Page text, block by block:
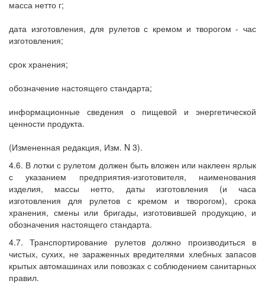
масса нетто г;
дата изготовления, для рулетов с кремом и творогом - час
изготовления;
срок хранения;
обозначение настоящего стандарта;
информационные сведения о пищевой и энергетической
ценности продукта.
(Измененная редакция, Изм. N 3).
4.6. В лотки с рулетом должен быть вложен или наклеен ярлык
с указанием предприятия-изготовителя, наименования
изделия, массы нетто, даты изготовления (и часа
изготовления для рулетов с кремом и творогом), срока
хранения, смены или бригады, изготовившей продукцию, и
обозначения настоящего стандарта.
4.7. Транспортирование рулетов должно производиться в
чистых, сухих, не зараженных вредителями хлебных запасов
крытых автомашинах или повозках с соблюдением санитарных
правил.